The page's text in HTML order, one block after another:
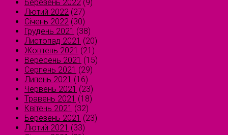
Березень 2022 (9)
Лютий 2022 (27)
Січень 2022 (30)
Грудень 2021 (38)
Листопад 2021 (20)
Жовтень 2021 (21)
Вересень 2021 (15)
Серпень 2021 (29)
Липень 2021 (16)
Червень 2021 (23)
Травень 2021 (18)
Квітень 2021 (32)
Березень 2021 (23)
Лютий 2021 (33)